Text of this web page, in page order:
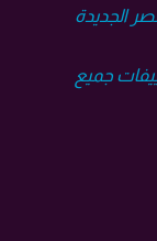
الجديدة
جميع